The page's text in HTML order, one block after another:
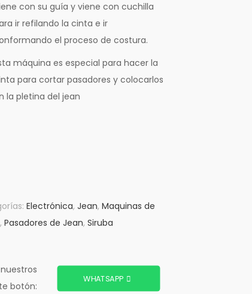
con su guía y viene con cuchilla
ir refilando la cinta e ir
el proceso de costura.
máquina es especial para hacer la
para cortar pasadores y colocarlos
la pletina del jean
Electrónica, Jean, Maquinas de
, Pasadores de Jean, Siruba
botón:
WHATSAPP